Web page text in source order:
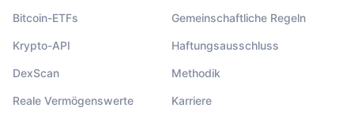
Bitcoin-ETFs
Krypto-API
DexScan
Reale Vermögenswerte
Gemeinschaftliche Regeln
Haftungsausschluss
Methodik
Karriere